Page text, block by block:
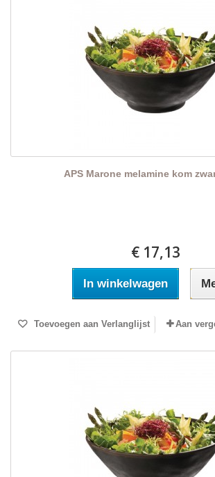
APS Marone melamine kom
€ 17,13
In winkelwagen
Toevoegen aan Verlanglijst Aan